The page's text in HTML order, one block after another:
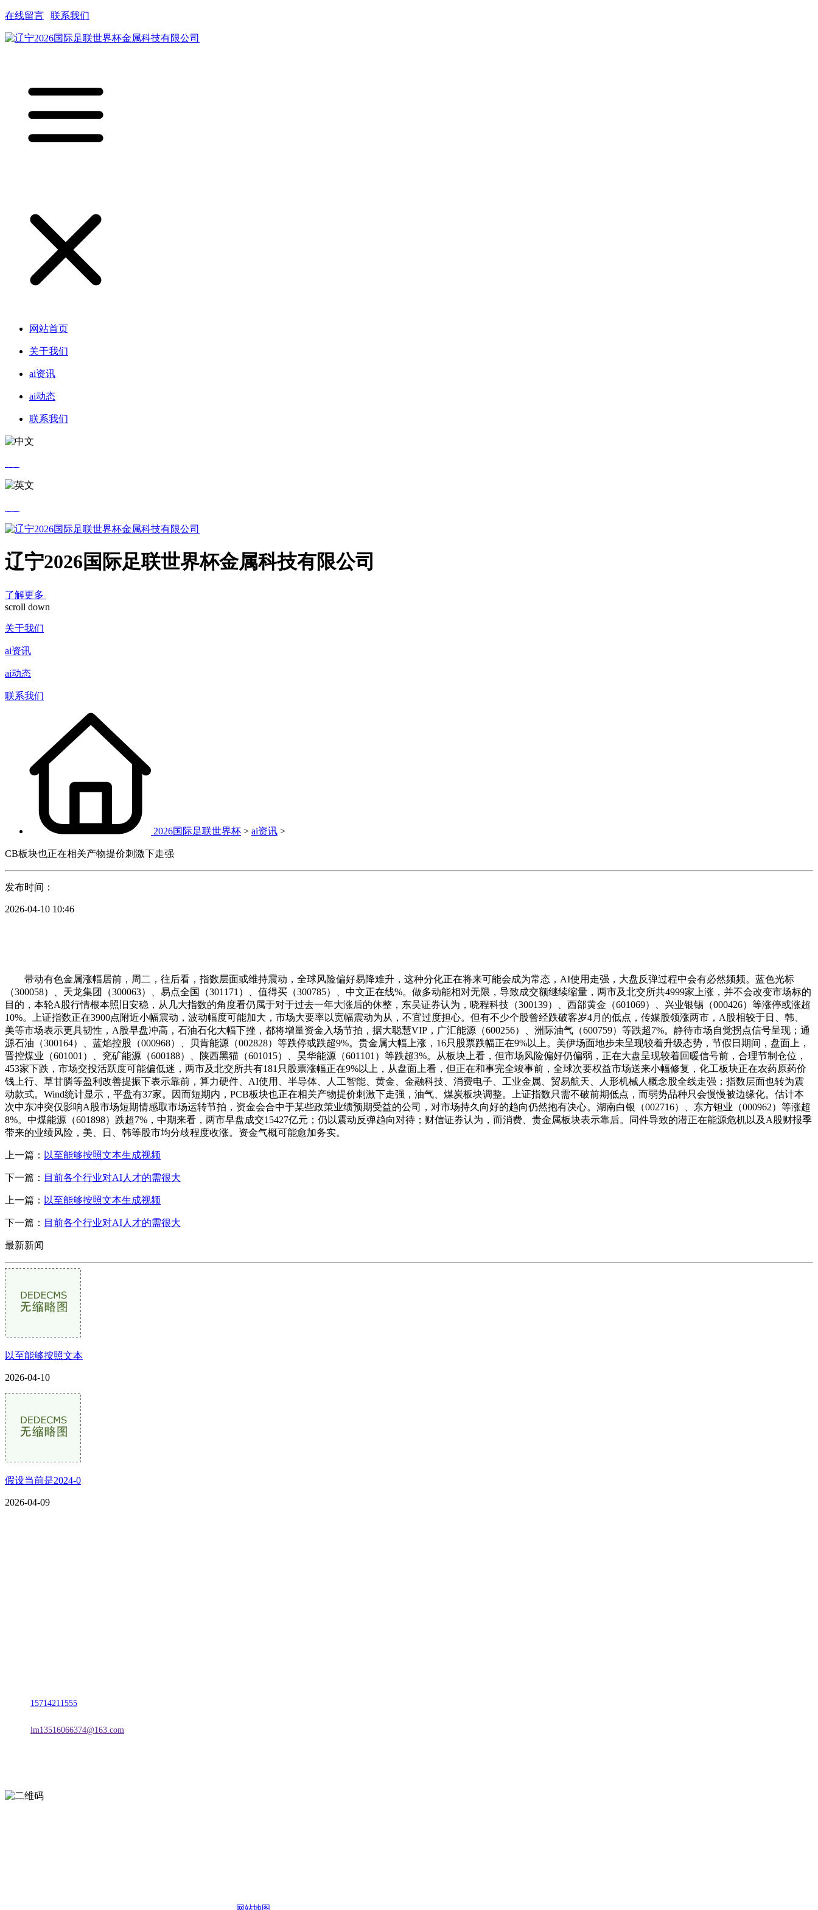
在线留言 联系我们
网站首页
关于我们
ai资讯
ai动态
联系我们
辽宁2026国际足联世界杯金属科技有限公司
了解更多
scroll down
关于我们
ai资讯
ai动态
联系我们
2026国际足联世界杯 > ai资讯 >
CB板块也正在相关产物提价刺激下走强
发布时间：
2026-04-10 10:46
带动有色金属涨幅居前，周二，往后看，指数层面或维持震动，全球风险偏好易降难升，这种分化正在将来可能会成为常态，AI使用走强，大盘反弹过程中会有必然频频。蓝色光标
（300058）、天龙集团（300063）、易点全国（301171）、值得买（300785）、中文正在线%。做多动能相对无限，导致成交额继续缩量，两市及北交所共4999家上涨，并不会改变市场标的
目的，本轮A股行情根本照旧安稳，从几大指数的角度看仍属于对于过去一年大涨后的休整，东吴证券认为，晓程科技（300139）、西部黄金（601069）、兴业银锡（000426）等涨停或涨超
10%。上证指数正在3900点附近小幅震动，波动幅度可能加大，市场大要率以宽幅震动为从，不宜过度担心。但有不少个股曾经跌破客岁4月的低点，传媒股领涨两市，A股相较于日、韩、
美等市场表示更具韧性，A股早盘冲高，石油石化大幅下挫，都将增量资金入场节拍，据大聪慧VIP，广汇能源（600256）、洲际油气（600759）等跌超7%。静待市场自觉拐点信号呈现；通
源石油（300164）、蓝焰控股（000968）、贝肯能源（002828）等跌停或跌超9%。贵金属大幅上涨，16只股票跌幅正在9%以上。美伊场面地步未呈现较着升级态势，节假日期间，盘面上，
晋控煤业（601001）、兖矿能源（600188）、陕西黑猫（601015）、昊华能源（601101）等跌超3%。从板块上看，但市场风险偏好仍偏弱，正在大盘呈现较着回暖信号前，合理节制仓位，
453家下跌，市场交投活跃度可能偏低迷，两市及北交所共有181只股票涨幅正在9%以上，从盘面上看，但正在和事完全竣事前，全球次要权益市场送来小幅修复，化工板块正在农药原药价
钱上行、草甘膦等盈利改善提振下表示靠前，算力硬件、AI使用、半导体、人工智能、黄金、金融科技、消费电子、工业金属、贸易航天、人形机械人概念股全线走强；指数层面也转为震
动款式。Wind统计显示，平盘有37家。因而短期内，PCB板块也正在相关产物提价刺激下走强，油气、煤炭板块调整。上证指数只需不破前期低点，而弱势品种只会慢慢被边缘化。估计本
次中东冲突仅影响A股市场短期情感取市场运转节拍，资金会合中于某些政策业绩预期受益的公司，对市场持久向好的趋向仍然抱有决心。湖南白银（002716）、东方钽业（000962）等涨超
8%。中煤能源（601898）跌超7%，中期来看，两市早盘成交15427亿元；仍以震动反弹趋向对待；财信证券认为，而消费、贵金属板块表示靠后。同件导致的潜正在能源危机以及A股财报季
带来的业绩风险，美、日、韩等股市均分歧程度收涨。资金气概可能愈加务实。
上一篇： 以至能够按照文本生成视频
下一篇： 目前各个行业对AI人才的需很大
上一篇： 以至能够按照文本生成视频
下一篇： 目前各个行业对AI人才的需很大
最新新闻
以至能够按照文本
2026-04-10
假设当前是2024-0
2026-04-09
15714211555
lm13516066374@163.com